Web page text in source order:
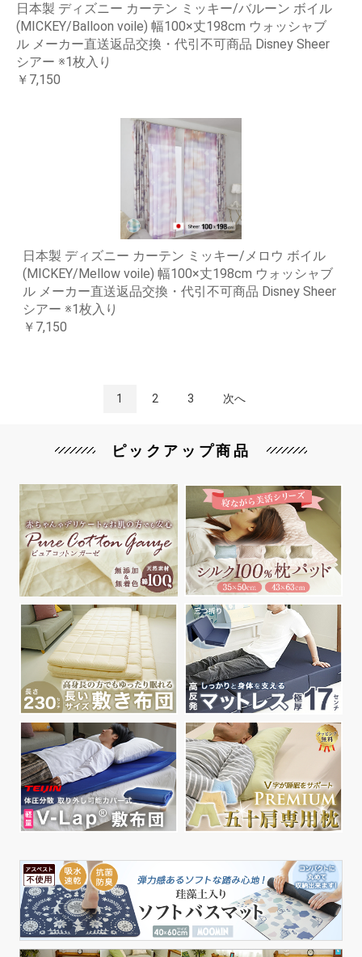
日本製 ディズニー カーテン ミッキー/バルーン ボイル
(MICKEY/Balloon voile) 幅100×丈198cm ウォッシャブ
ル メーカー直送返品交換・代引不可商品 Disney Sheer
シアー ※1枚入り
￥7,150
日本製 ディズニー カーテン ミッキー/メロウ ボイル
(MICKEY/Mellow voile) 幅100×丈198cm ウォッシャブ
ル メーカー直送返品交換・代引不可商品 Disney Sheer
シアー ※1枚入り
￥7,150
1 2 3 次へ
ピックアップ商品